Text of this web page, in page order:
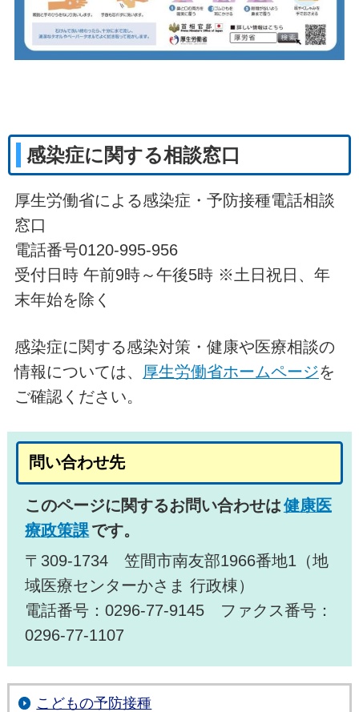
感染症に関する相談窓口
厚生労働省による感染症・予防接種電話相談
窓口
電話番号0120-995-956
受付日時 午前9時～午後5時 ※土日祝日、年
末年始を除く
感染症に関する感染対策・健康や医療相談の
情報については、 厚生労働省ホームページを
ご確認ください。
問い合わせ先
このページに関するお問い合わせは健康医
療政策課です。
〒309-1734 笠間市南友部1966番地1（地
域医療センターかさま 行政棟）
電話番号：0296-77-9145 ファクス番号：
0296-77-1107
こどもの予防接種